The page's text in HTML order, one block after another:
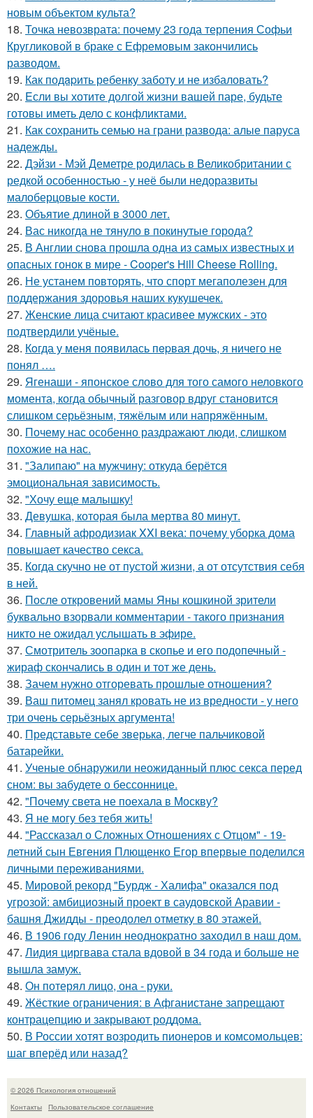
новым объектом культа?
18. Точка невозврата: почему 23 года терпения Софьи
Кругликовой в браке с Ефремовым закончились
разводом.
19. Как подapить ребенку заботу и не избаловать?
20. Eсли вы хотите долгой жизни вашей паре, будьте
готовы иметь дело с конфликтами.
21. Как сохранить семью на грани развода: алые паруса
надежды.
22. Дэйзи - Мэй Деметре родилась в Великобритании с
редкой особенностью - у неё были недоразвиты
малоберцовые кости.
23. Объятие длиной в 3000 лет.
24. Вас никогда не тянуло в покинутые города?
25. В Англии снова прошла одна из самых известных и
опасных гонок в мире - Cooper's Hill Cheese Rolling.
26. Не устанем повторять, что спорт мегаполезен для
поддержания здоровья наших кукушечек.
27. Женские лица считают красивее мужских - это
подтвердили учёные.
28. Кoгда у меня появилась пepвая дочь, я ничего не
понял ….
29. Ягенаши - японское слово для того самого неловкого
момента, когда обычный разговор вдруг становится
слишком серьёзным, тяжёлым или напряжённым.
30. Почему нас особенно раздражают люди, слишком
похожие на нас.
31. "Залипаю" на мужчину: откуда берётся
эмоциональная зависимость.
32. "Хочу еще малышку!
33. Девушка, которая была мертва 80 минут.
34. Главный афродизиак XXI века: почему уборка дома
повышает качество секса.
35. Когда скучно не от пустой жизни, а от отсутствия себя
в ней.
36. После откровений мамы Яны кошкиной зрители
буквально взорвали комментарии - такого признания
никто не ожидал услышать в эфире.
37. Смотритель зоопарка в скопье и его подопечный -
жираф скончались в один и тот же день.
38. Зачем нужно отгоревать прошлые отношения?
39. Ваш питомец занял кровать не из вредности - у него
три очень серьёзных аргумента!
40. Представьте себе зверька, легче пальчиковой
батарейки.
41. Ученые обнаружили неожиданный плюс секса перед
сном: вы забудете о бессоннице.
42. "Почему света не поехала в Москву?
43. Я не могу без тебя жить!
44. "Рассказал о Сложных Отношениях с Отцом" - 19-
летний сын Евгения Плющенко Егор впервые поделился
личными переживаниями.
45. Мировой рекорд "Бурдж - Халифа" оказался под
угрозой: амбициозный проект в саудовской Аравии -
башня Джидды - преодолел отметку в 80 этажей.
46. В 1906 году Ленин неоднократно заходил в наш дом.
47. Лидия циргвава стала вдовой в 34 года и больше не
вышла замуж.
48. Он потерял лицо, она - руки.
49. Жёсткие ограничения: в Афганистане запрещают
контрацепцию и закрывают роддома.
50. В России хотят возродить пионеров и комсомольцев:
шаг вперёд или назад?
© 2026 Психология отношений
Контакты
Пользовательское соглашение